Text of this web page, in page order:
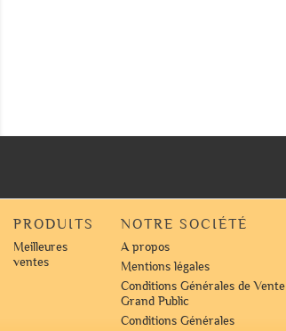
PRODUITS
Meilleures
ventes
NOTRE SOCIÉTÉ
A propos
Mentions légales
Conditions Générales de Vente
Grand Public
Conditions Générales